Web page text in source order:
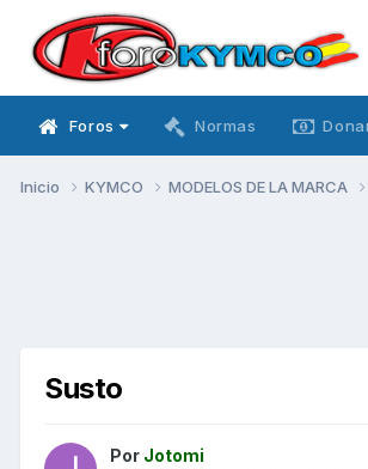
Foros Normas
Inicio KYMCO MODELOS DE LA MARCA
Susto
Por Jotomi